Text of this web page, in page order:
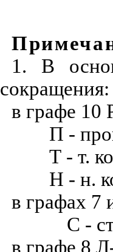
1. В
сокращения:
в графе 10
П -
Т - т.
Н - н.
в графах 7
С -
в графе 8